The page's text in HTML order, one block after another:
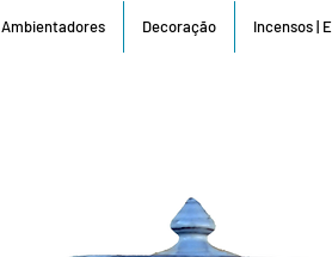
Ambientadores Decoração Incensos |